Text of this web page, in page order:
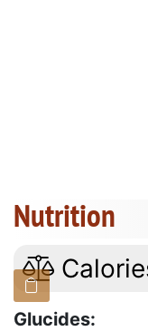
Nutrition
Glucides: